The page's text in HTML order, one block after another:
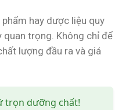
hay dược liệu quy
quan trọng. Không chỉ để
lượng đầu ra và giá
trọn dưỡng chất!